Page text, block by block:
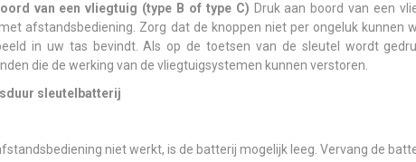
van een vliegtuig (type B of type C) Druk aan boord van een
afstandsbediening. Zorg dat de knoppen niet per ongeluk kunnen
in uw tas bevindt. Als op de toetsen van de sleutel wordt
die de werking van de vliegtuigsystemen kunnen verstoren.
sleutelbatterij
niet werkt, is de batterij mogelijk leeg. Vervang de